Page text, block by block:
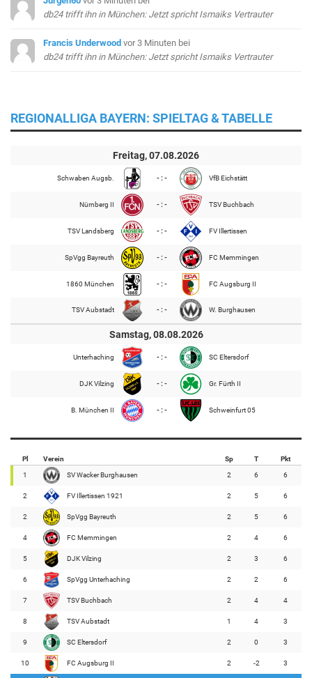
db24 trifft ihn in München: Jetzt spricht Ismaiks Vertrauter
Francis Underwood vor 3 Minuten bei
db24 trifft ihn in München: Jetzt spricht Ismaiks Vertrauter
REGIONALLIGA BAYERN: SPIELTAG & TABELLE
Freitag, 07.08.2026
Schwaben Augsb. - : - VfB Eichstätt
Nürnberg II - : - TSV Buchbach
TSV Landsberg - : - FV Illertissen
SpVgg Bayreuth - : - FC Memmingen
1860 München - : - FC Augsburg II
TSV Aubstadt - : - W. Burghausen
Samstag, 08.08.2026
Unterhaching - : - SC Eltersdorf
DJK Vilzing - : - Gr. Fürth II
B. München II - : - Schweinfurt 05
Pl Verein Sp T Pkt
1 SV Wacker Burghausen 2 6 6
2 FV Illertissen 1921 2 5 6
2 SpVgg Bayreuth 2 5 6
4 FC Memmingen 2 4 6
5 DJK Vilzing 2 3 6
6 SpVgg Unterhaching 2 2 6
7 TSV Buchbach 2 4 4
8 TSV Aubstadt 1 4 3
9 SC Eltersdorf 2 0 3
10 FC Augsburg II 2 -2 3